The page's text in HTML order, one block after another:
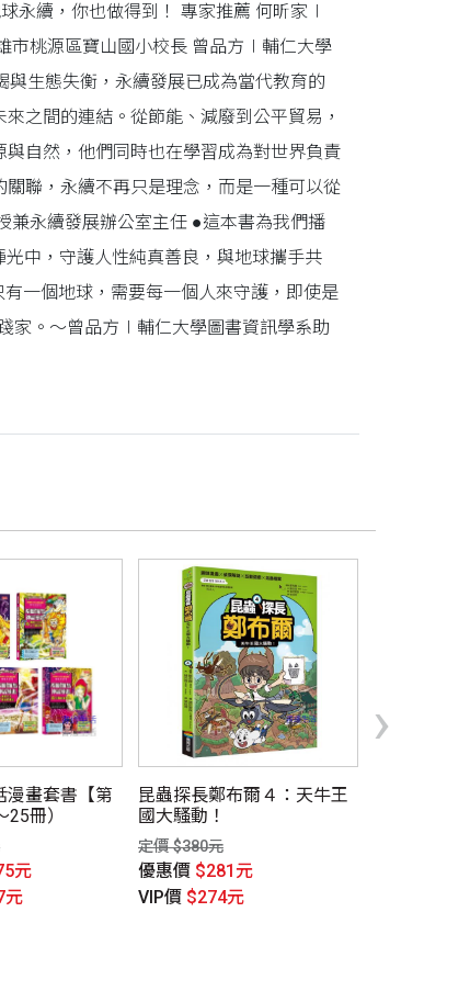
永續，你也做得到！ 專家推薦 何昕家∣
市桃源區寶山國小校長 曾品方∣輔仁大學
生態失衡，永續發展已成為當代教育的
之間的連結。從節能、減廢到公平貿易，
自然，他們同時也在學習成為對世界負責
聯，永續不再只是理念，而是一種可以從
永續發展辦公室主任 ●這本書為我們播
中，守護人性純真善良，與地球攜手共
一個地球，需要每一個人來守護，即使是
家。～曾品方∣輔仁大學圖書資訊學系助
漫畫套書【第
冊）
元
元
昆蟲探長鄭布爾４：天牛王
國大騷動！
定價 $380元
優惠價 $281元
VIP價 $274元
›